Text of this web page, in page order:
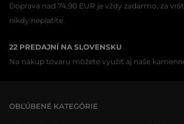
Doprava nad 74,90 EUR je vždy zadarmo, za
nikdy neplatíte.
22 PREDAJNÍ NA SLOVENSKU
Na nákup tovaru môžete využiť aj naše
OBĽÚBENÉ KATEGÓRIE